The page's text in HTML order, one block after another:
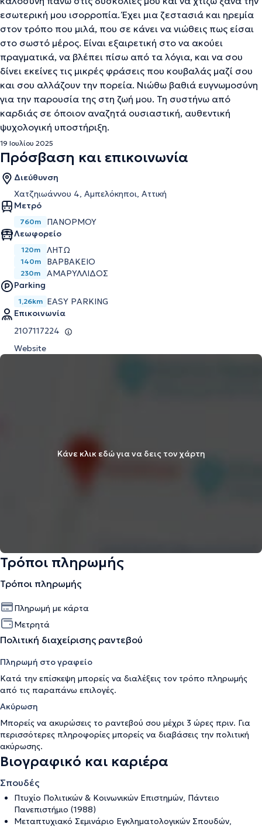
εσωτερική μου ισορροπία. Έχει μια ζεστασιά και ηρεμία
στον τρόπο που μιλά, που σε κάνει να νιώθεις πως είσαι
στο σωστό μέρος. Είναι εξαιρετική στο να ακούει
πραγματικά, να βλέπει πίσω από τα λόγια, και να σου
δίνει εκείνες τις μικρές φράσεις που κουβαλάς μαζί σου
και σου αλλάζουν την πορεία. Νιώθω βαθιά ευγνωμοσύνη
για την παρουσία της στη ζωή μου. Τη συστήνω από
καρδιάς σε όποιον αναζητά ουσιαστική, αυθεντική
ψυχολογική υποστήριξη.
19 Ιουλίου 2025
Πρόσβαση και επικοινωνία
Διεύθυνση
Χατζηιωάννου 4, Αμπελόκηποι, Αττική
Μετρό
760m
ΠΑΝΌΡΜΟΥ
Λεωφορείο
120m ΛΗΤΩ
140m ΒΑΡΒΑΚΕΙΟ
230m
ΑΜΑΡΥΛΛΙΔΟΣ
Parking
1,26km EASY PARKING
Επικοινωνία
2107117224
Website
Κάνε κλικ εδώ για να δεις τον χάρτη
Τρόποι πληρωμής
Τρόποι πληρωμής
Πληρωμή με κάρτα
Μετρητά
Πολιτική διαχείρισης ραντεβού
Πληρωμή στο γραφείο
Κατά την επίσκεψη μπορείς να διαλέξεις τον τρόπο πληρωμής
από τις παραπάνω επιλογές.
Ακύρωση
Μπορείς να ακυρώσεις το ραντεβού σου μέχρι 3 ώρες πριν. Για
περισσότερες πληροφορίες μπορείς να διαβάσεις την πολιτική
ακύρωσης.
Βιογραφικό και καριέρα
Σπουδές
Πτυχίο Πολιτικών & Κοινωνικών Επιστημών, Πάντειο
Πανεπιστήμιο (1988)
Μεταπτυχιακό Σεμινάριο Εγκληματολογικών Σπουδών,